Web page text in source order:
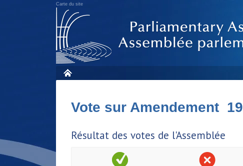
Carte du site
Vote sur Amendement
Résultat des votes de l'Assemblée